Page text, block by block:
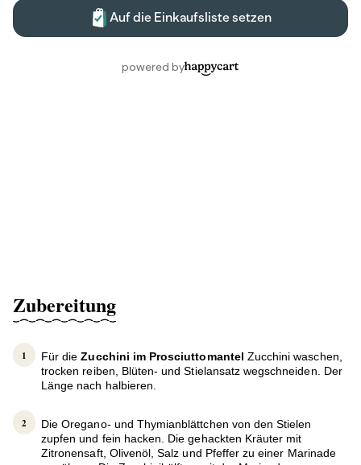
Zubereitung
Für dieZucchini im Prosciuttomantel Zucchini waschen,
trocken reiben, Blüten- und Stielansatz wegschneiden. Der
Länge nach halbieren.
Die Oregano- und Thymianblättchen von den Stielen
zupfen und fein hacken. Die gehackten Kräuter mit
Zitronensaft, Olivenöl, Salz und Pfeffer zu einer Marinade